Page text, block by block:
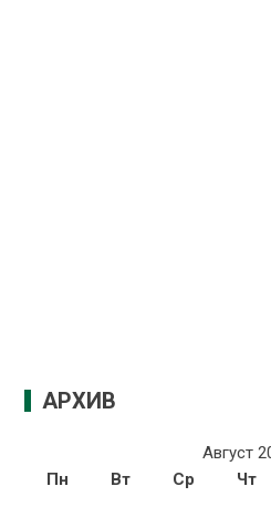
АРХИВ
Август
Пн
Вт Ср Чт